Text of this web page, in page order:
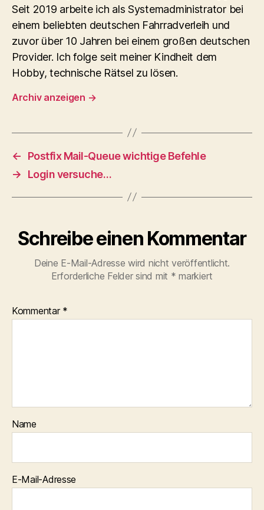
Seit 2019 arbeite ich als Systemadministrator bei
einem beliebten deutschen Fahrradverleih und
zuvor über 10 Jahren bei einem großen deutschen
Provider. Ich folge seit meiner Kindheit dem
Hobby, technische Rätsel zu lösen.
Archiv anzeigen →
←
Postfix Mail-Queue wichtige Befehle
→
Login versuche…
Schreibe einen Kommentar
Deine E-Mail-Adresse wird nicht veröffentlicht.
Erforderliche Felder sind mit * markiert
Kommentar *
Name
E-Mail-Adresse